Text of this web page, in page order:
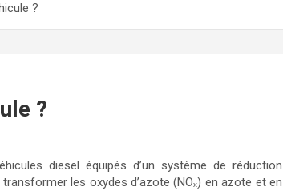
?
?
diesel équipés d’un système de réduction
les oxydes d’azote (NOₓ) en azote et en